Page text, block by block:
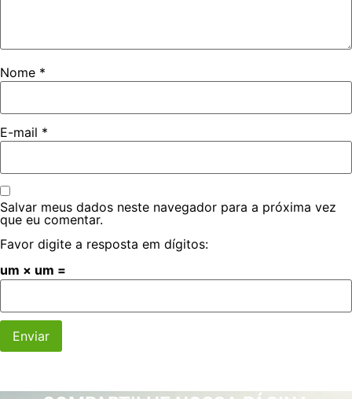
Nome *
E-mail *
Salvar meus dados neste navegador para a próxima vez
que eu comentar.
Favor digite a resposta em dígitos:
um × um =